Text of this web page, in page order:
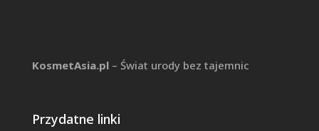
KosmetAsia.pl– Świat urody bez tajemnic
Przydatne linki